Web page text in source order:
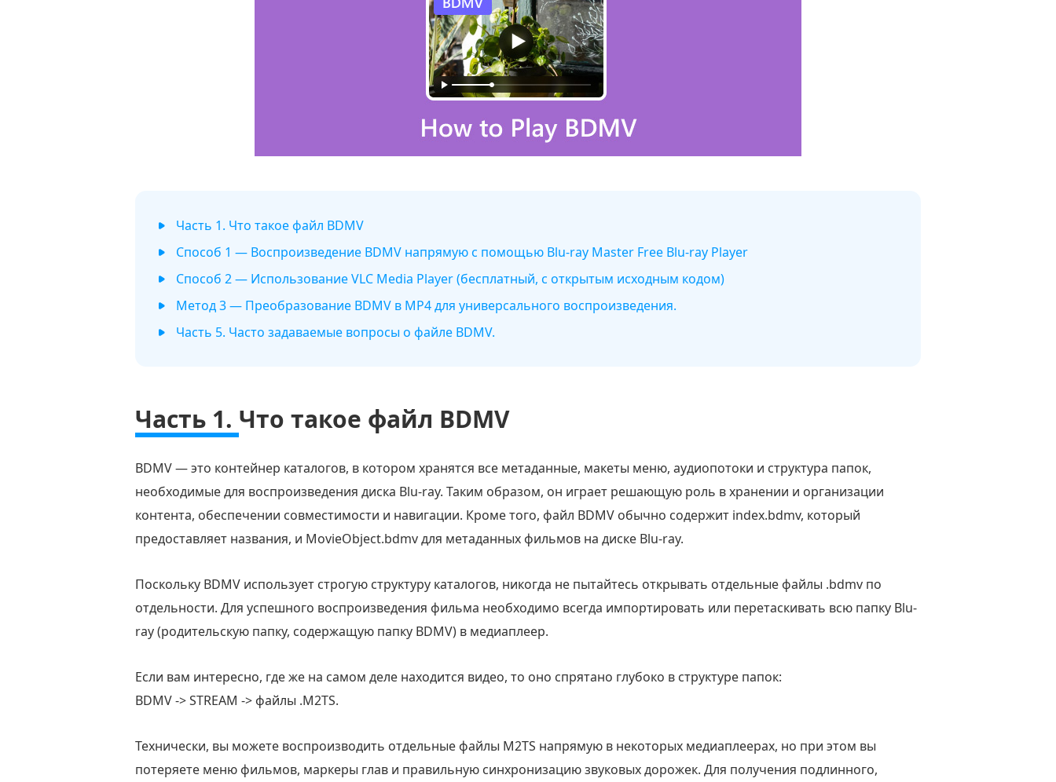
Часть 1. Что такое файл BDMV
Способ 1 — Воспроизведение BDMV напрямую с помощью Blu-ray Master Free Blu-ray Player
Способ 2 — Использование VLC Media Player (бесплатный, с открытым исходным кодом)
Метод 3 — Преобразование BDMV в MP4 для универсального воспроизведения.
Часть 5. Часто задаваемые вопросы о файле BDMV.
Часть 1. Что такое файл BDMV
BDMV — это контейнер каталогов, в котором хранятся все метаданные, макеты меню, аудиопотоки и структура папок,
необходимые для воспроизведения диска Blu-ray. Таким образом, он играет решающую роль в хранении и организации
контента, обеспечении совместимости и навигации. Кроме того, файл BDMV обычно содержит index.bdmv, который
предоставляет названия, и MovieObject.bdmv для метаданных фильмов на диске Blu-ray.
Поскольку BDMV использует строгую структуру каталогов, никогда не пытайтесь открывать отдельные файлы .bdmv по
отдельности. Для успешного воспроизведения фильма необходимо всегда импортировать или перетаскивать всю папку Blu-
ray (родительскую папку, содержащую папку BDMV) в медиаплеер.
Если вам интересно, где же на самом деле находится видео, то оно спрятано глубоко в структуре папок:
BDMV -> STREAM -> файлы .M2TS.
Технически, вы можете воспроизводить отдельные файлы M2TS напрямую в некоторых медиаплеерах, но при этом вы
потеряете меню фильмов, маркеры глав и правильную синхронизацию звуковых дорожек. Для получения подлинного,